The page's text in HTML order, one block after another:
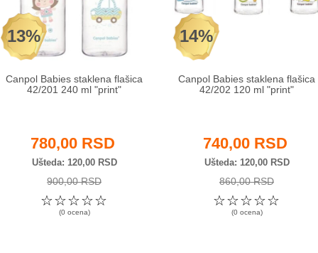
13%
Canpol Babies staklena flašica
42/201 240 ml "print"
780,00 RSD
Ušteda 120,00 RSD
900,00 RSD
☆
☆
☆
☆
☆
(0 ocena)
14%
Canpol Babies staklena flašica
42/202 120 ml "print"
740,00 RSD
Ušteda 120,00 RSD
860,00 RSD
☆
☆
☆
☆
☆
(0 ocena)